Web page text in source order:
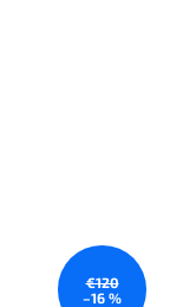
€120
–16 %